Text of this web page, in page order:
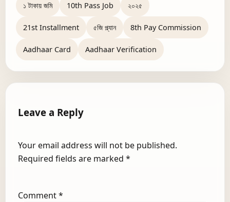
১ টাকায় জমি 10th Pass Job ২০২৫
21st Installment ৫জি প্ল্যান 8th Pay Commission
Aadhaar Card Aadhaar Verification
Leave a Reply
Your email address will not be published.
Required fields are marked *
Comment*